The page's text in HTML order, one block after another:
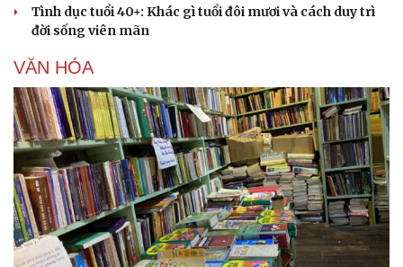
Tình dục tuổi 40+: Khác gì tuổi đôi mươi và cách duy trì
đời sống viên mãn
VĂN HÓA